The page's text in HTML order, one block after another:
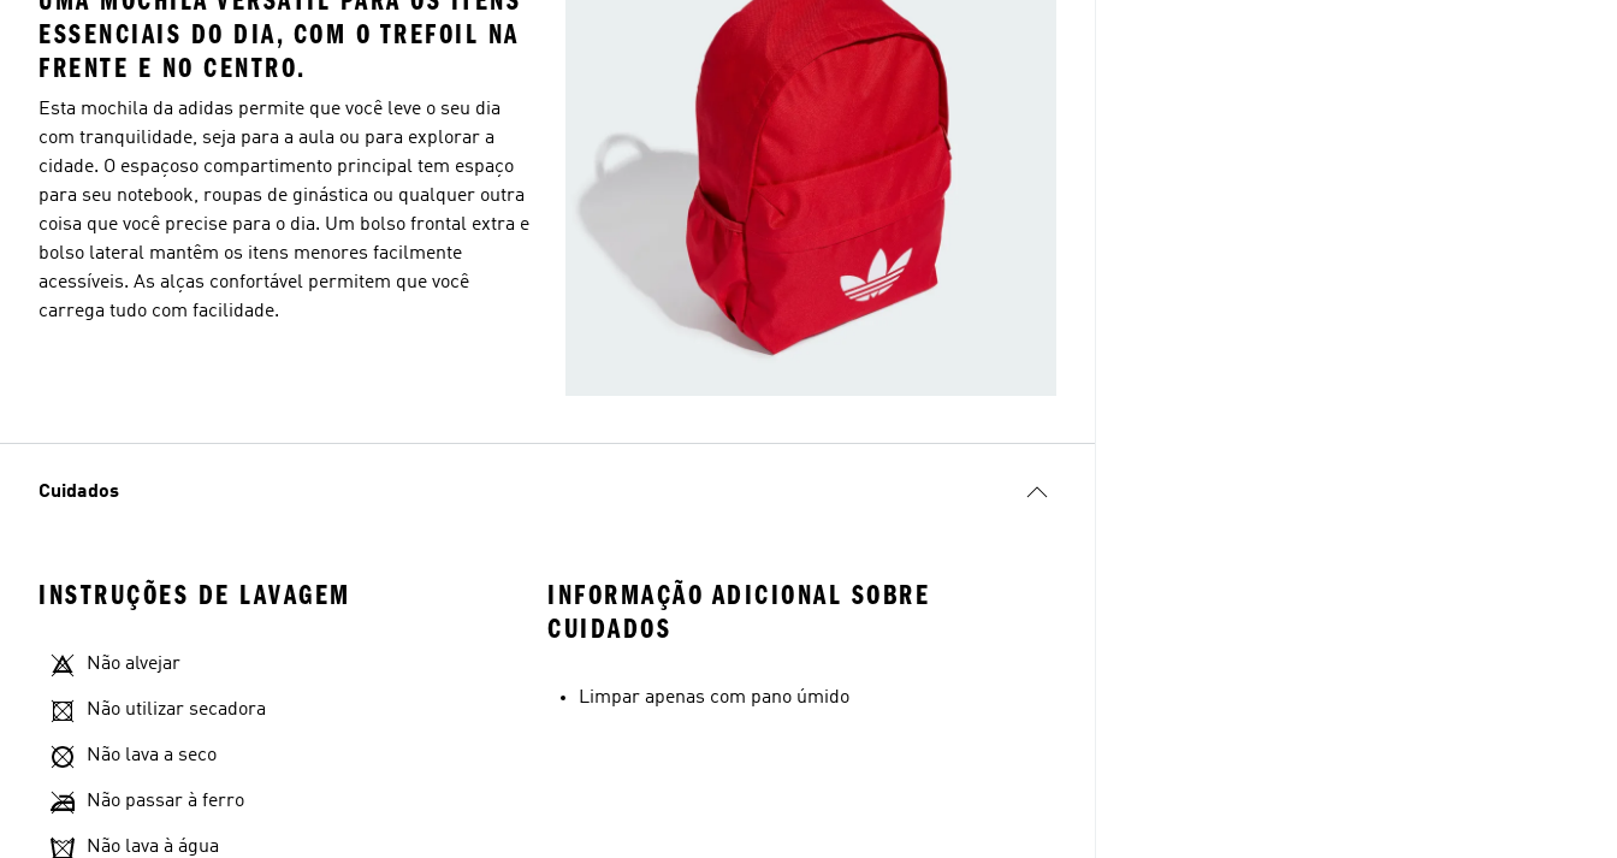
ESSENCIAIS DO DIA, COM O TREFOIL NA
FRENTE E NO CENTRO.
Esta mochila da adidas permite que você leve o seu dia
com tranquilidade, seja para a aula ou para explorar a
cidade. O espaçoso compartimento principal tem espaço
para seu notebook, roupas de ginástica ou qualquer outra
coisa que você precise para o dia. Um bolso frontal extra e
bolso lateral mantêm os itens menores facilmente
acessíveis. As alças confortável permitem que você
carrega tudo com facilidade.
Cuidados
INSTRUÇÕES DE LAVAGEM
Não alvejar
Não utilizar secadora
Não lava a seco
Não passar à ferro
Não lava à água
INFORMAÇÃO ADICIONAL SOBRE
CUIDADOS
Limpar apenas com pano úmido